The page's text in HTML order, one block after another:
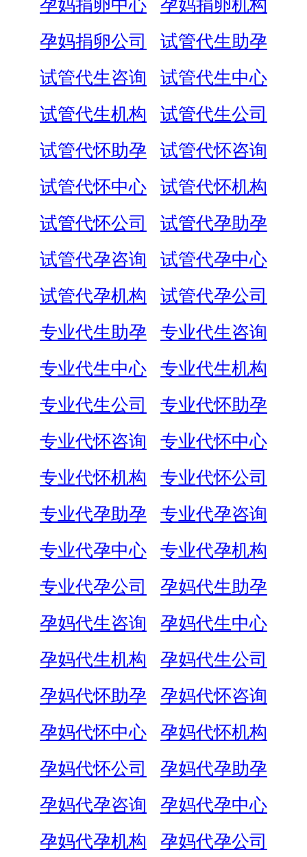
孕妈捐卵中心
孕妈捐卵机构
孕妈捐卵公司
试管代生助孕
试管代生咨询
试管代生中心
试管代生机构
试管代生公司
试管代怀助孕
试管代怀咨询
试管代怀中心
试管代怀机构
试管代怀公司
试管代孕助孕
试管代孕咨询
试管代孕中心
试管代孕机构
试管代孕公司
专业代生助孕
专业代生咨询
专业代生中心
专业代生机构
专业代生公司
专业代怀助孕
专业代怀咨询
专业代怀中心
专业代怀机构
专业代怀公司
专业代孕助孕
专业代孕咨询
专业代孕中心
专业代孕机构
专业代孕公司
孕妈代生助孕
孕妈代生咨询
孕妈代生中心
孕妈代生机构
孕妈代生公司
孕妈代怀助孕
孕妈代怀咨询
孕妈代怀中心
孕妈代怀机构
孕妈代怀公司
孕妈代孕助孕
孕妈代孕咨询
孕妈代孕中心
孕妈代孕机构
孕妈代孕公司